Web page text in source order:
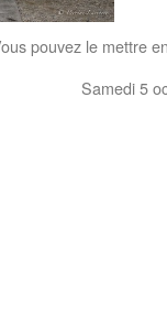
pouvez le mettre
Samedi 5